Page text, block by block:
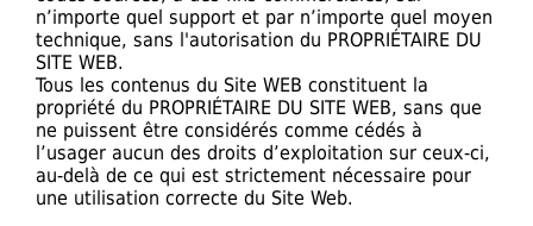
n’importe quel support et par n’importe quel moyen
technique, sans l'autorisation du PROPRIÉTAIRE DU
SITE WEB.
Tous les contenus du Site WEB constituent la
propriété du PROPRIÉTAIRE DU SITE WEB, sans que
ne puissent être considérés comme cédés à
l’usager aucun des droits d’exploitation sur ceux-ci,
au-delà de ce qui est strictement nécessaire pour
une utilisation correcte du Site Web.